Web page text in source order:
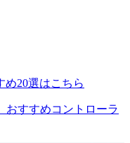
め20選はこちら
おすすめコントローラ